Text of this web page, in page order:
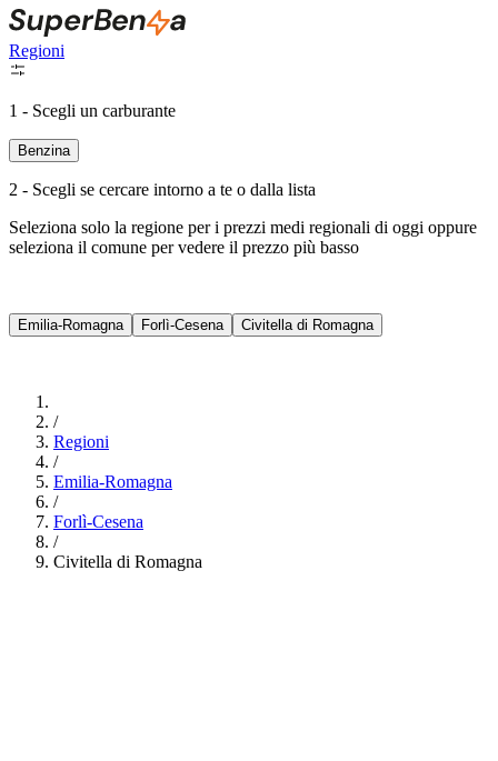
Regioni
1 - Scegli un carburante
Benzina
2 - Scegli se cercare intorno a te o dalla lista
Seleziona solo la regione per i prezzi medi regionali di oggi oppure
seleziona il comune per vedere il prezzo più basso
Emilia-Romagna Forlì-Cesena Civitella di Romagna
/
Regioni
/
Emilia-Romagna
/
Forlì-Cesena
/
Civitella di Romagna